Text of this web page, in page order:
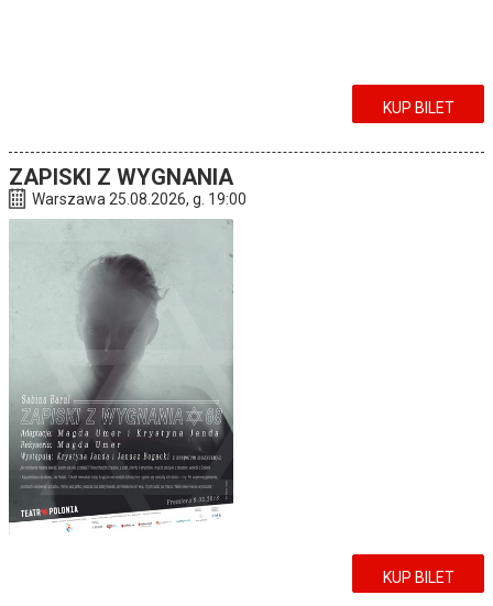
KUP BILET
ZAPISKI Z WYGNANIA
Warszawa 25.08.2026, g. 19:00
KUP BILET